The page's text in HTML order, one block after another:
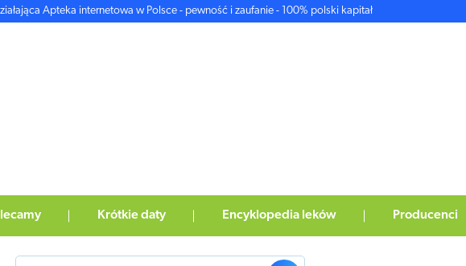
Apteka internetowa w Polsce - pewność i zaufanie - 100% polski kapitał
Krótkie daty Encyklopedia leków Producenci